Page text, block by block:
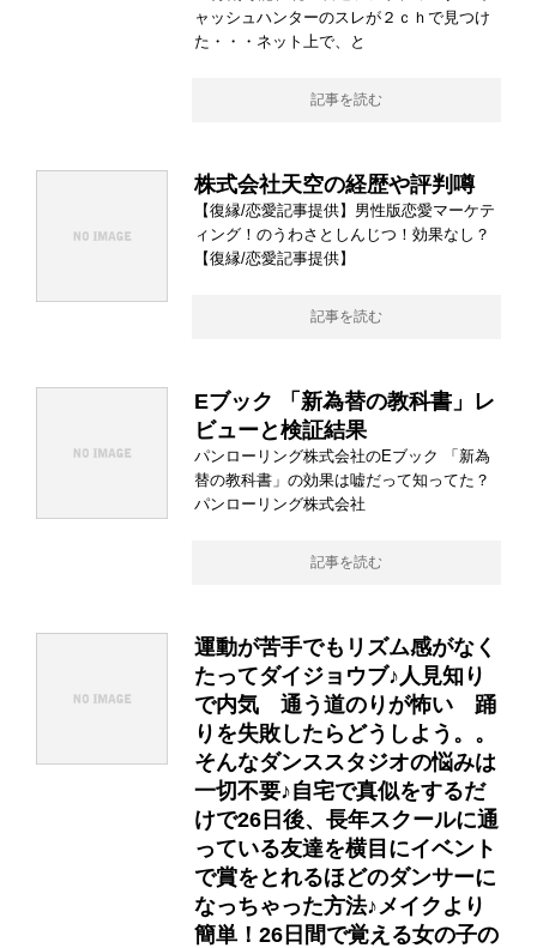
ャッシュハンターのスレが２ｃｈで見つけ
た・・・ネット上で、と
記事を読む
株式会社天空の経歴や評判噂
【復縁/恋愛記事提供】男性版恋愛マーケテ
ィング！のうわさとしんじつ！効果なし？
【復縁/恋愛記事提供】
記事を読む
Eブック 「新為替の教科書」レ
ビューと検証結果
パンローリング株式会社のEブック 「新為
替の教科書」の効果は嘘だって知ってた？
パンローリング株式会社
記事を読む
運動が苦手でもリズム感がなく
たってダイジョウブ♪人見知り
で内気 通う道のりが怖い 踊
りを失敗したらどうしよう。。
そんなダンススタジオの悩みは
一切不要♪自宅で真似をするだ
けで26日後、長年スクールに通
っている友達を横目にイベント
で賞をとれるほどのダンサーに
なっちゃった方法♪メイクより
簡単！26日間で覚える女の子の